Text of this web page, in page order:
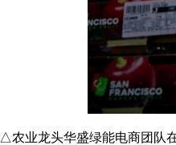
△农业龙头华盛绿能电商团队